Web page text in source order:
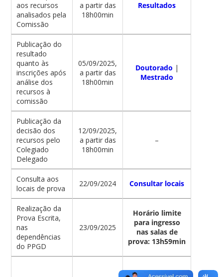
aos recursos
analisados pela
Comissão
a partir das
18h00min
Resultados
Publicação do
resultado
quanto às
inscrições após
análise dos
recursos à
comissão
05/09/2025,
a partir das
18h00min
Doutorado |
Mestrado
Publicação da
decisão dos
recursos pelo
Colegiado
Delegado
12/09/2025,
a partir das
18h00min
–
Consulta aos
locais de prova
22/09/2024 Consultar locais
Realização da
Prova Escrita,
nas
dependências
do PPGD
23/09/2025
Horário limite
para ingresso
nas salas de
prova: 13h59min